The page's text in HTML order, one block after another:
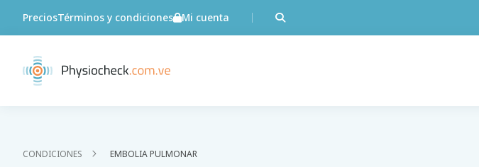
PreciosTérminos y condiciones Mi cuenta
CONDICIONES EMBOLIA PULMONAR